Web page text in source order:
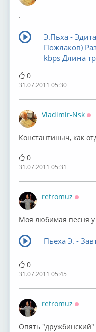
.
Э.Пьха -
Пожлаков)
kbps Длина
0
31.07.2011 05:30
Vladimir-Nsk
Константиныч, как
0
31.07.2011 05:31
retromuz
Моя любимая песня
Пьеха Э. -
0
31.07.2011 05:45
retromuz
Опять "дружбинский"